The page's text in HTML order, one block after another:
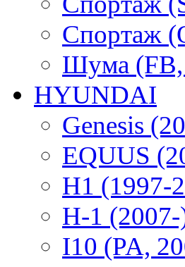
Спортаж
Шума (FB,
HYUNDAI
Genesis
EQUUS
H1 (1997-
H-1 (2007-
I10 (PA,